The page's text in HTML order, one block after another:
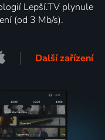
Lepší.TV plynule
(od 3 Mb/s).
Další zařízení